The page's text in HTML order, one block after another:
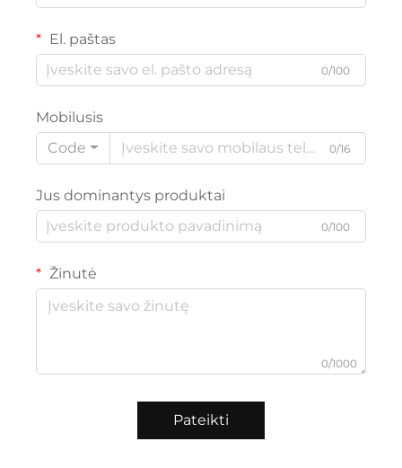
El. paštas
0/100
Mobilusis
Code
0/16
Jus dominantys produktai
0/100
Žinutė
0/1000
Pateikti